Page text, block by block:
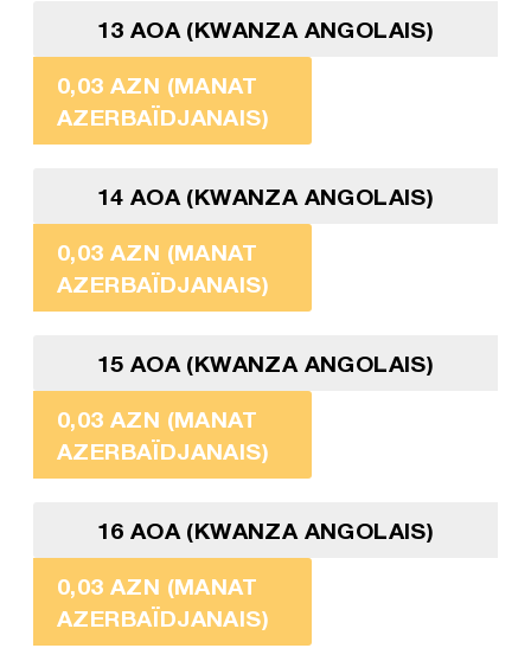
13 AOA (KWANZA ANGOLAIS)
0,03 AZN (MANAT
AZERBAÏDJANAIS)
14 AOA (KWANZA ANGOLAIS)
0,03 AZN (MANAT
AZERBAÏDJANAIS)
15 AOA (KWANZA ANGOLAIS)
0,03 AZN (MANAT
AZERBAÏDJANAIS)
16 AOA (KWANZA ANGOLAIS)
0,03 AZN (MANAT
AZERBAÏDJANAIS)